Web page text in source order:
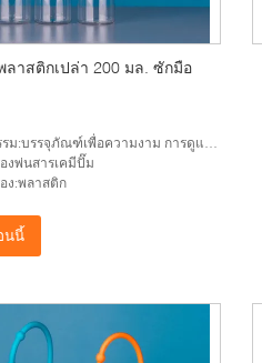
าสติกเปล่า 200 มล. ซักมือ
รรจุภัณฑ์เพื่อความงาม การดูแลส่วนบุคคล
งพ่นสารเคมีปั๊ม
ง:พลาสติก
นนี้